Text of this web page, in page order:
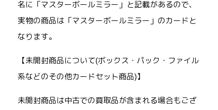
名に「マスターボールミラー」と記載があるので、
実物の商品は「マスターボールミラー」のカードと
なります。
【未開封商品について(ボックス・パック・ファイル
系などのその他カードセット商品)】
未開封商品は中古での買取品が含まれる場合もござ